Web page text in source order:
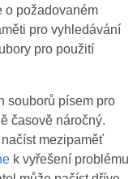
o požadovaném
pro vyhledávání
pro použití
souborů písem pro
časově náročný.
mezipaměť
k vyřešení problému